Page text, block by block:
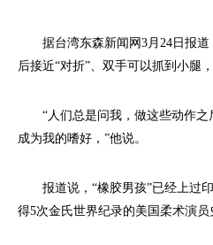
据台湾东森新闻网3月24日报道
后接近“对折”、双手可以抓到小腿
“人们总是问我，做这些动作
成为我的嗜好，”他说。
报道说，“橡胶男孩”已经上过
得5次金氏世界纪录的美国柔术演员